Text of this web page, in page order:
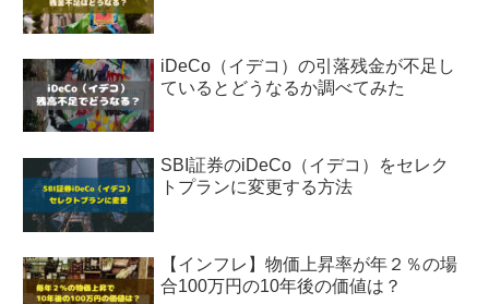
iDeCo（イデコ）の引落残金が不足し
ているとどうなるか調べてみた
SBI証券のiDeCo（イデコ）をセレク
トプランに変更する方法
【インフレ】物価上昇率が年２％の場
合100万円の10年後の価値は？